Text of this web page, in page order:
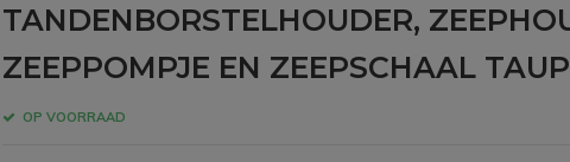
TANDENBORSTELHOUDER,
ZEEPPOMPJE EN ZEEPSCHAAL
OP VOORRAAD